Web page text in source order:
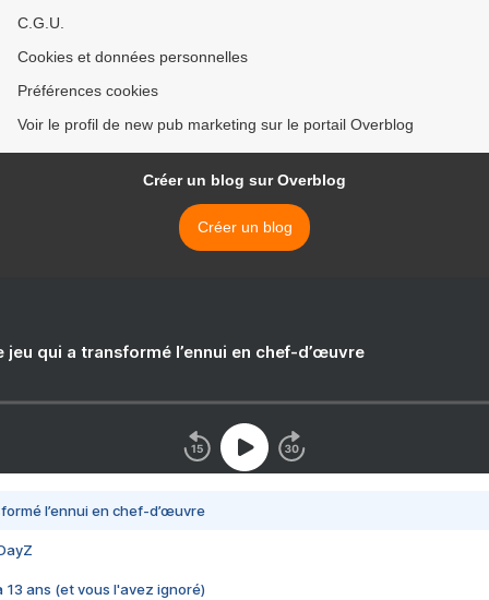
C.G.U.
Cookies et données personnelles
Préférences cookies
Voir le profil de new pub marketing sur le portail Overblog
Créer un blog sur Overblog
Créer un blog
jeu qui a transformé l’ennui en chef-d’œuvre
l’ennui en chef-d’œuvre
13 ans (et vous l'avez ignoré)